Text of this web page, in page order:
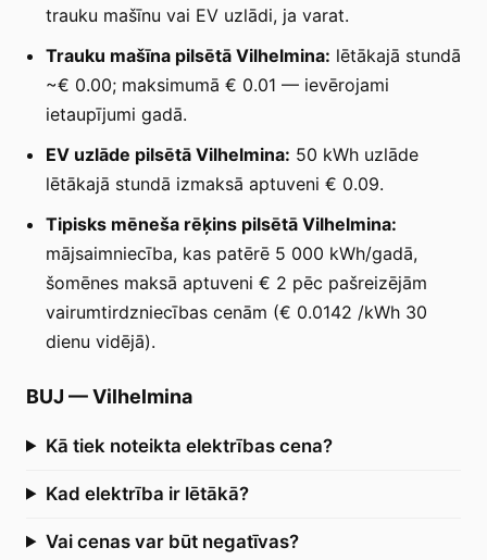
trauku mašīnu vai EV uzlādi, ja varat.
Trauku mašīna pilsētā Vilhelmina: lētākajā stundā
~€ 0.00; maksimumā € 0.01 — ievērojami
ietaupījumi gadā.
EV uzlāde pilsētā Vilhelmina: 50 kWh uzlāde
lētākajā stundā izmaksā aptuveni € 0.09.
Tipisks mēneša rēķins pilsētā Vilhelmina:
mājsaimniecība, kas patērē 5 000 kWh/gadā,
šomēnes maksā aptuveni € 2 pēc pašreizējām
vairumtirdzniecības cenām (€ 0.0142 /kWh 30
dienu vidējā).
BUJ —Vilhelmina
Kā tiek noteikta elektrības cena?
Kad elektrība ir lētākā?
Vai cenas var būt negatīvas?